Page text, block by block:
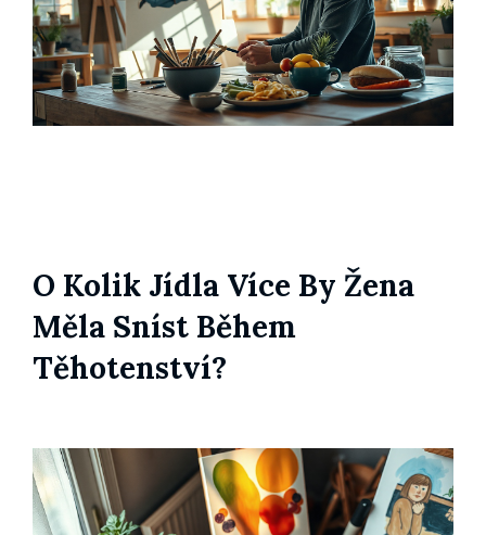
O Kolik Jídla Více By Žena
Měla Sníst Během
Těhotenství?